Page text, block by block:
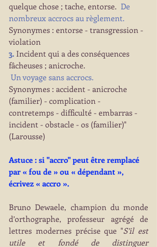
quelque chose ; tache, entorse. De
nombreux accrocs au règlement.
Synonymes : entorse - transgression -
violation
3. Incident qui a des conséquences
fâcheuses ; anicroche.
Un voyage sans accrocs.
Synonymes : accident - anicroche
(familier) - complication -
contretemps - difficulté - embarras -
incident - obstacle - os (familier)"
(Larousse)
Astuce : si "accro" peut être remplacé
par « fou de » ou « dépendant »,
écrivez « accro ».
Bruno Dewaele, champion du monde
d’orthographe, professeur agrégé de
lettres modernes précise que "S’il est
utile et fondé de distinguer